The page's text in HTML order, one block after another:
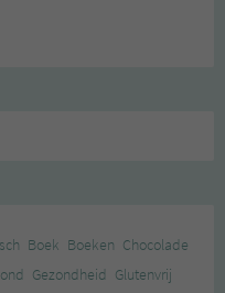
Boek Boeken Chocolade
Gezondheid Glutenvrij